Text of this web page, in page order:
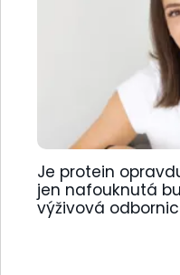
Je protein
jen nafouknutá
výživová